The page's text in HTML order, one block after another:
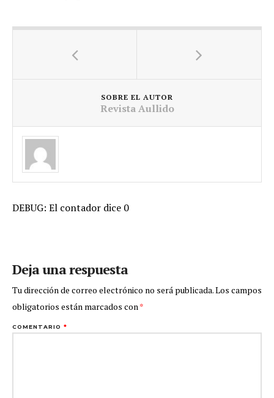
SOBRE EL AUTOR
Revista Aullido
DEBUG: El contador dice 0
Deja una respuesta
Tu dirección de correo electrónico no será publicada.Los campos
obligatorios están marcados con*
COMENTARIO *